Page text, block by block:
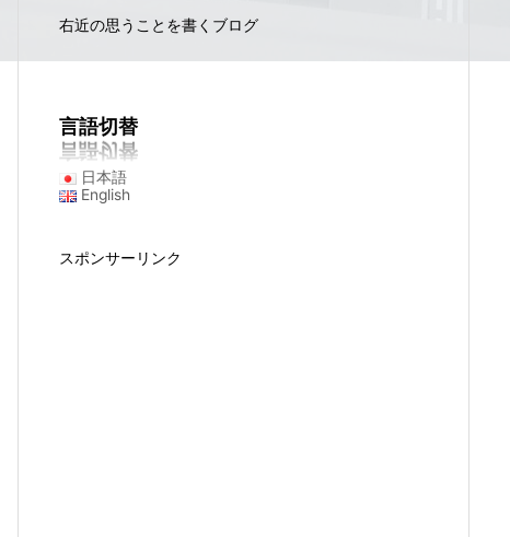
右近の思うことを書くブログ
言語切替
日本語
English
スポンサーリンク